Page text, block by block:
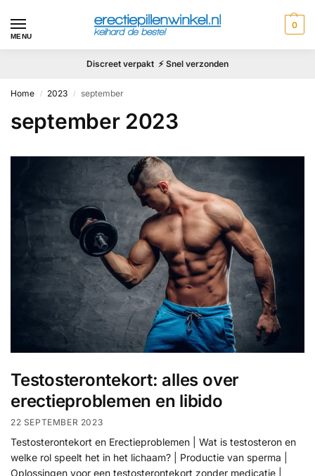
MENU
0
Discreet verpakt ⚡ Snel verzonden
Home / 2023 / september
september 2023
Testosterontekort: alles over
erectieproblemen en libido
22 SEPTEMBER 2023
Testosterontekort en Erectieproblemen | Wat is testosteron en
welke rol speelt het in het lichaam? | Productie van sperma |
Oplossingen voor een testosterontekort zonder medicatie |